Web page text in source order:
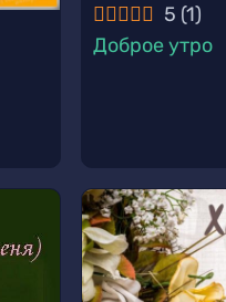
5 (1)
Доброе утро